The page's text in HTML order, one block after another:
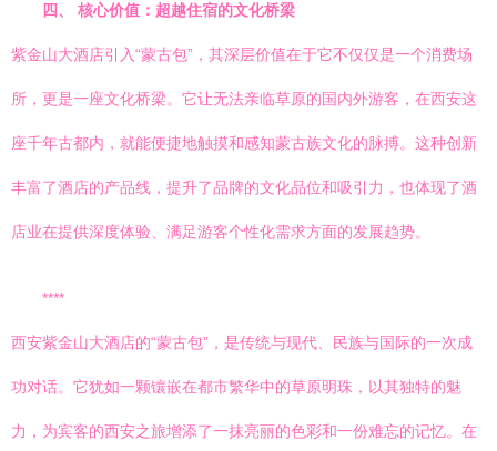
四、 核心价值：超越住宿的文化桥梁
紫金山大酒店引入“蒙古包”，其深层价值在于它不仅仅是一个消费场
所，更是一座文化桥梁。它让无法亲临草原的国内外游客，在西安这
座千年古都内，就能便捷地触摸和感知蒙古族文化的脉搏。这种创新
丰富了酒店的产品线，提升了品牌的文化品位和吸引力，也体现了酒
店业在提供深度体验、满足游客个性化需求方面的发展趋势。
****
西安紫金山大酒店的“蒙古包”，是传统与现代、民族与国际的一次成
功对话。它犹如一颗镶嵌在都市繁华中的草原明珠，以其独特的魅
力，为宾客的西安之旅增添了一抹亮丽的色彩和一份难忘的记忆。在